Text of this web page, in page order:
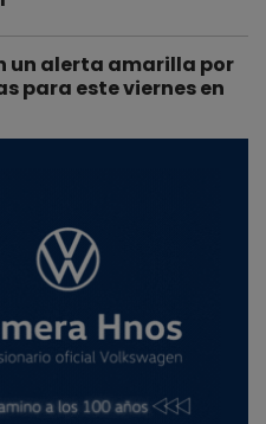
un alerta amarilla por
para este viernes en